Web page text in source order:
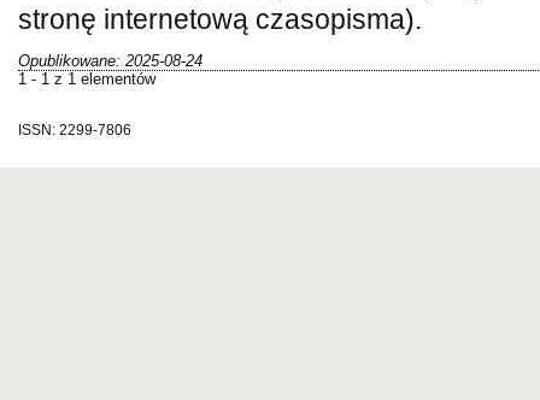
stronę internetową czasopisma).
Opublikowane: 2025-08-24
1 - 1 z 1 elementów
ISSN: 2299-7806